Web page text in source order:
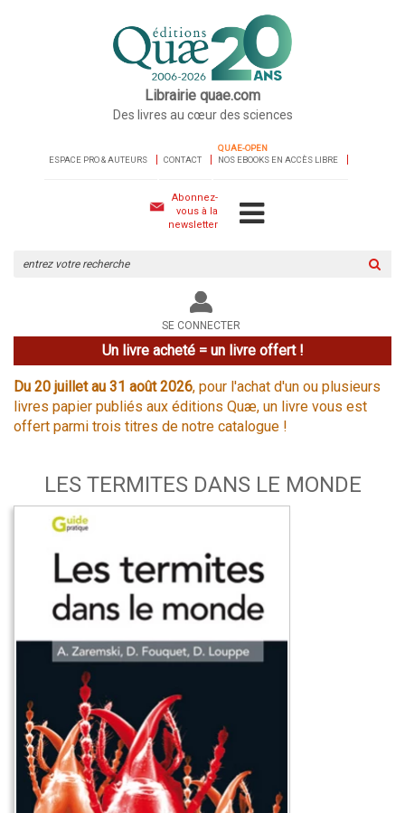
Librairie quae.com
Des livres au cœur des sciences
ESPACE PRO & AUTEURS CONTACT
QUAE-OPEN
NOS EBOOKS EN ACCÈS LIBRE
Abonnez-
vous à la
newsletter
le
site
SE CONNECTER
Un livre acheté = un livre offert !
Du 20 juillet au 31 août 2026, pour l'achat d'un ou plusieurs
livres papier publiés aux éditions Quæ, un livre vous est
offert parmi trois titres de notre catalogue !
LES TERMITES DANS LE MONDE